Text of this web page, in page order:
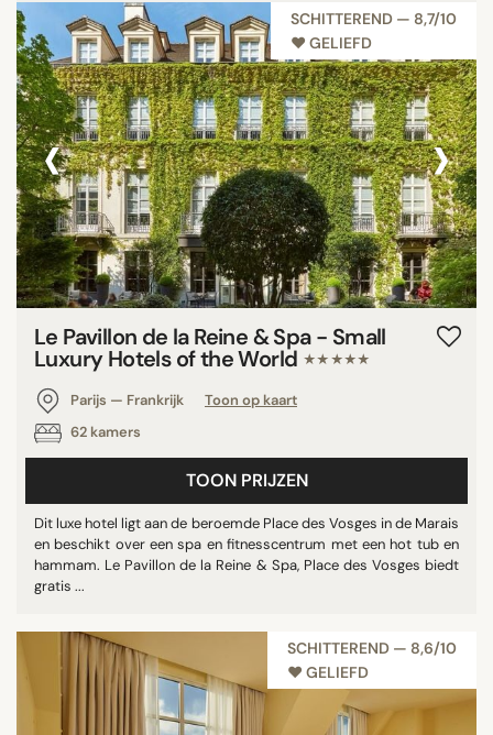
SCHITTEREND — 8,7/10
♥︎ GELIEFD
‹ ›
Le Pavillon de la Reine & Spa - Small
Luxury Hotels of the World ★★★★★
Parijs — Frankrijk
Toon op kaart
62 kamers
TOON PRIJZEN
Dit luxe hotel ligt aan de beroemde Place des Vosges in de Marais
en beschikt over een spa en fitnesscentrum met een hot tub en
hammam. Le Pavillon de la Reine & Spa, Place des Vosges biedt
gratis ...
SCHITTEREND — 8,6/10
♥︎ GELIEFD